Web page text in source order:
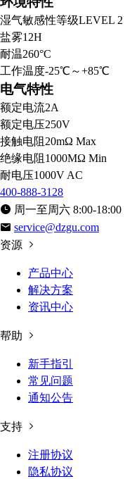
湿气敏感性等级LEVEL 2
盐雾12H
耐温260°C
工作温度-25℃～+85℃
电气特性
额定电流2A
额定电压250V
接触电阻 20mΩ Max
绝缘电阻 1000MΩ Min
耐电压1000V AC
400-888-3128
周一至周六 8:00-18:00
service@dzgu.com
资源
产品中心
解决方案
资讯中心
帮助
新手指引
常见问题
通知公告
支持
注册协议
隐私协议